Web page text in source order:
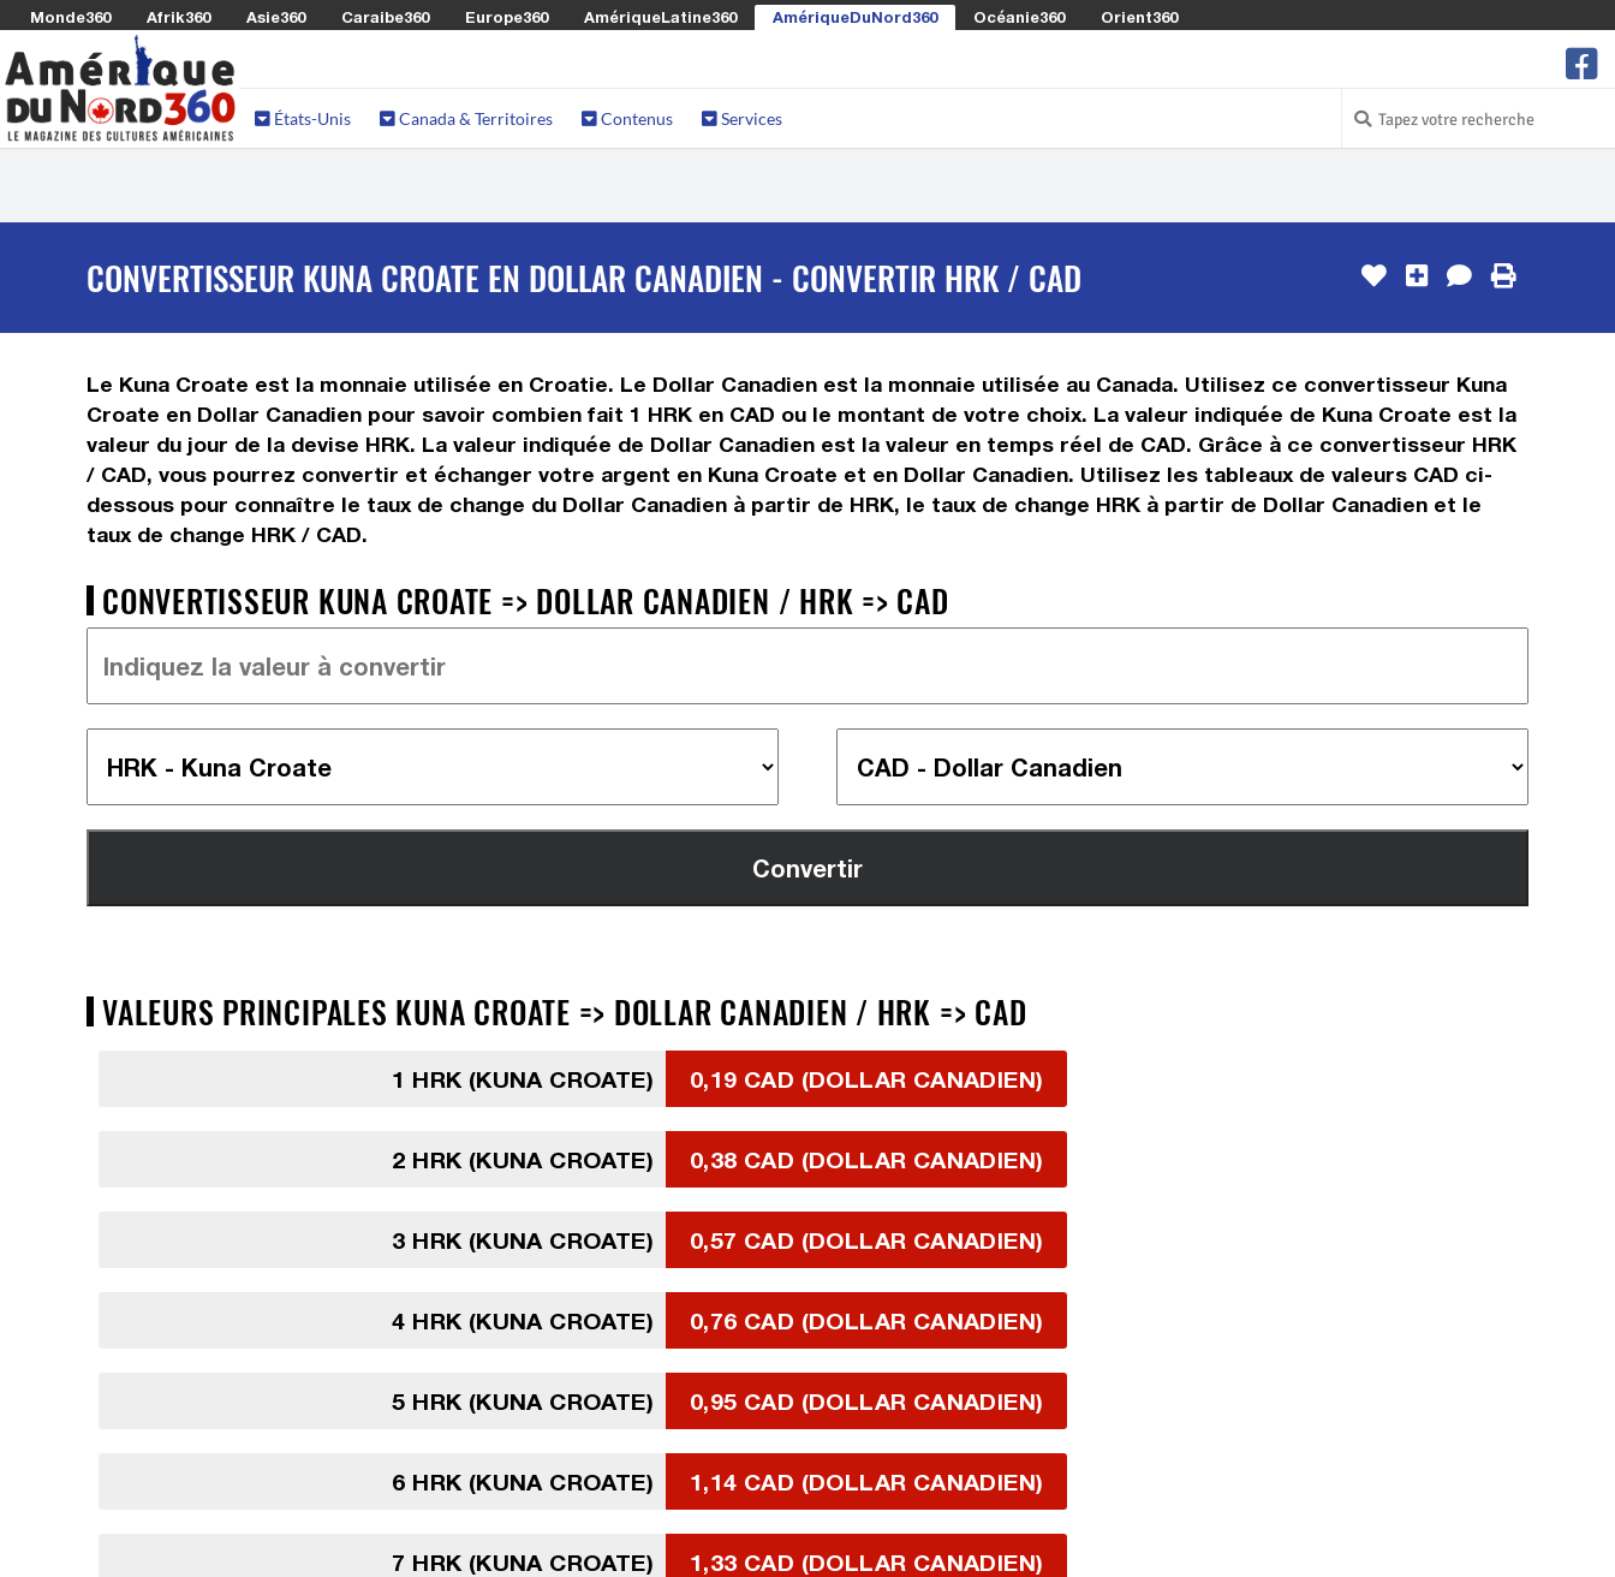
Monde360 Afrik360 Asie360 Caraibe360 Europe360 AmériqueLatine360 AmériqueDuNord360 Océanie360 Orient360
États-Unis Canada & Territoires Contenus Services
CONVERTISSEUR KUNA CROATE EN DOLLAR CANADIEN - CONVERTIR HRK / CAD
Le Kuna Croate est la monnaie utilisée en Croatie. Le Dollar Canadien est la monnaie utilisée au Canada. Utilisez ce convertisseur Kuna
Croate en Dollar Canadien pour savoir combien fait 1 HRK en CAD ou le montant de votre choix. La valeur indiquée de Kuna Croate est la
valeur du jour de la devise HRK. La valeur indiquée de Dollar Canadien est la valeur en temps réel de CAD. Grâce à ce convertisseur HRK
/ CAD, vous pourrez convertir et échanger votre argent en Kuna Croate et en Dollar Canadien. Utilisez les tableaux de valeurs CAD ci-
dessous pour connaître le taux de change du Dollar Canadien à partir de HRK, le taux de change HRK à partir de Dollar Canadien et le
taux de change HRK / CAD.
CONVERTISSEUR KUNA CROATE => DOLLAR CANADIEN / HRK => CAD
VALEURS PRINCIPALES KUNA CROATE => DOLLAR CANADIEN / HRK => CAD
1 HRK (KUNA CROATE) 0,19 CAD (DOLLAR CANADIEN)
2 HRK (KUNA CROATE) 0,38 CAD (DOLLAR CANADIEN)
3 HRK (KUNA CROATE) 0,57 CAD (DOLLAR CANADIEN)
4 HRK (KUNA CROATE) 0,76 CAD (DOLLAR CANADIEN)
5 HRK (KUNA CROATE) 0,95 CAD (DOLLAR CANADIEN)
6 HRK (KUNA CROATE) 1,14 CAD (DOLLAR CANADIEN)
7 HRK (KUNA CROATE) 1,33 CAD (DOLLAR CANADIEN)